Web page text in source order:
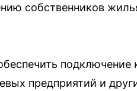
собственников
подключение
предприятий и